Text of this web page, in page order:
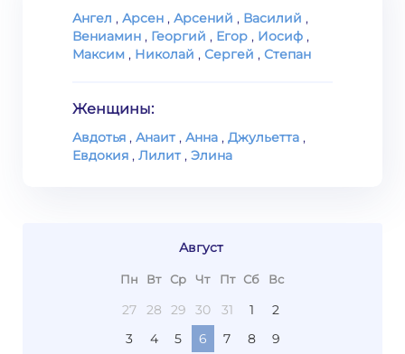
Ангел , Арсен , Арсений , Василий ,
Вениамин , Георгий , Егор , Иосиф ,
Максим , Николай , Сергей , Степан
Женщины:
Авдотья , Анаит, Анна , Джульетта ,
Евдокия , Лилит, Элина
Август
Пн Вт Ср Чт Пт Сб Вс
27 28 29 30 31 1
2
3
4 5 6 7 8
9